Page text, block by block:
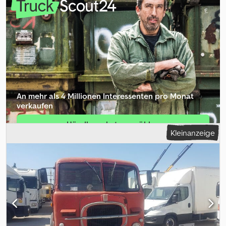
abgesenkt werden (Original ca 4 Mtr 10. Er fährt! und kann somit
leicht deplaziert werden. Da er in Alu verkleidet ist, ist optisch
ausser Lackiereung wenig zu machen jedoch keinerlei
Gewähleistung! Tipps für die Resteurierung können von
Fachmann gegeben werden Bus wird aus Privatbestand / als
Privatperson verkauft. Csdpfx Aljupvx Eowsrf Motor Gardener LW
5-Gang -Getriebe
An mehr als 4 Millionen Inte­ressenten pro Monat
verkaufen
Händlerpaket auswählen
Einzelinserat erstellen
Kleinanzeige